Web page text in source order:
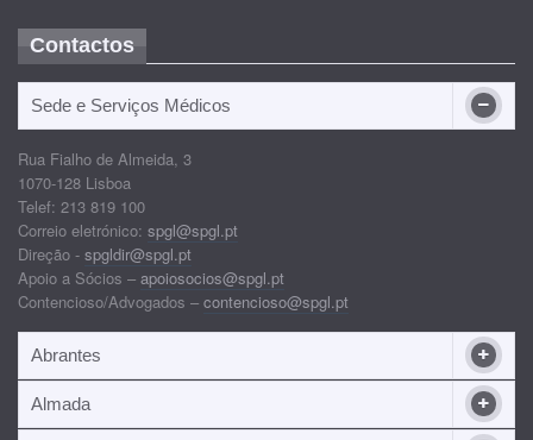
Contactos
Sede e Serviços Médicos
Rua Fialho de Almeida, 3
1070-128 Lisboa
Telef: 213 819 100
Correio eletrónico: spgl@spgl.pt
Direção - spgldir@spgl.pt
Apoio a Sócios – apoiosocios@spgl.pt
Contencioso/Advogados – contencioso@spgl.pt
Abrantes
Almada